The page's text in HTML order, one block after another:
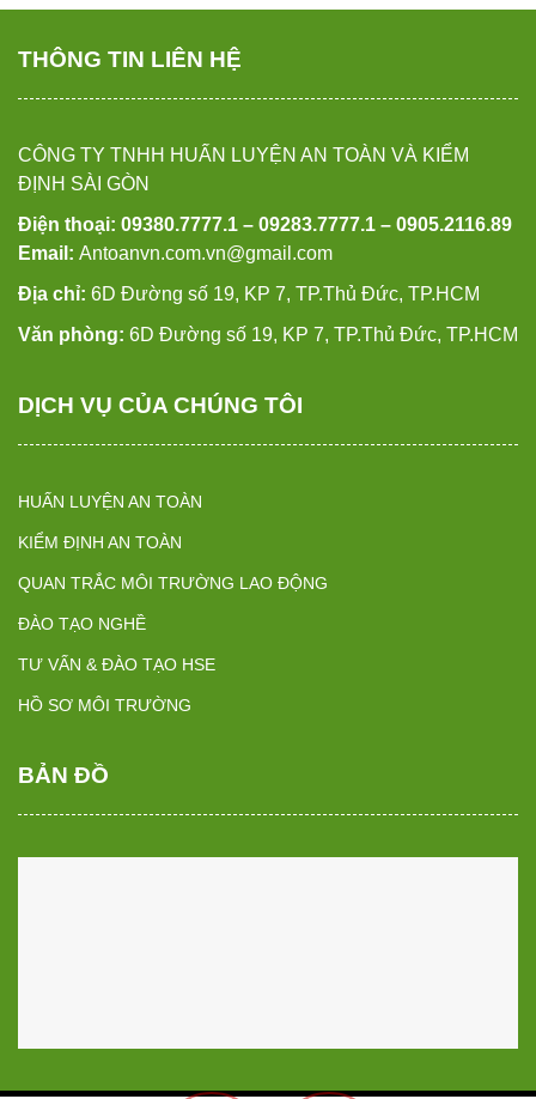
THÔNG TIN LIÊN HỆ
CÔNG TY TNHH HUẤN LUYỆN AN TOÀN VÀ KIỂM
ĐỊNH SÀI GÒN
Điện thoại: 09380.7777.1 – 09283.7777.1 – 0905.2116.89
Email: Antoanvn.com.vn@gmail.com
Địa chỉ: 6D Đường số 19, KP 7, TP.Thủ Đức, TP.HCM
Văn phòng: 6D Đường số 19, KP 7, TP.Thủ Đức, TP.HCM
DỊCH VỤ CỦA CHÚNG TÔI
HUẤN LUYỆN AN TOÀN
KIỂM ĐỊNH AN TOÀN
QUAN TRẮC MÔI TRƯỜNG LAO ĐỘNG
ĐÀO TẠO NGHỀ
TƯ VẤN & ĐÀO TẠO HSE
HỒ SƠ MÔI TRƯỜNG
BẢN ĐỒ